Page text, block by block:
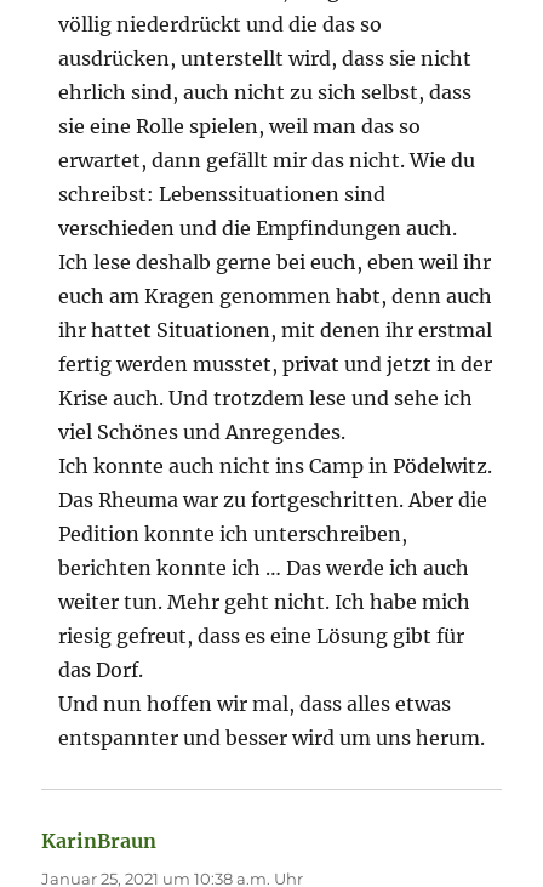
völlig niederdrückt und die das so
ausdrücken, unterstellt wird, dass sie nicht
ehrlich sind, auch nicht zu sich selbst, dass
sie eine Rolle spielen, weil man das so
erwartet, dann gefällt mir das nicht. Wie du
schreibst: Lebenssituationen sind
verschieden und die Empfindungen auch.
Ich lese deshalb gerne bei euch, eben weil ihr
euch am Kragen genommen habt, denn auch
ihr hattet Situationen, mit denen ihr erstmal
fertig werden musstet, privat und jetzt in der
Krise auch. Und trotzdem lese und sehe ich
viel Schönes und Anregendes.
Ich konnte auch nicht ins Camp in Pödelwitz.
Das Rheuma war zu fortgeschritten. Aber die
Pedition konnte ich unterschreiben,
berichten konnte ich … Das werde ich auch
weiter tun. Mehr geht nicht. Ich habe mich
riesig gefreut, dass es eine Lösung gibt für
das Dorf.
Und nun hoffen wir mal, dass alles etwas
entspannter und besser wird um uns herum.
KarinBraun
Januar 25, 2021 um 10:38 a.m. Uhr